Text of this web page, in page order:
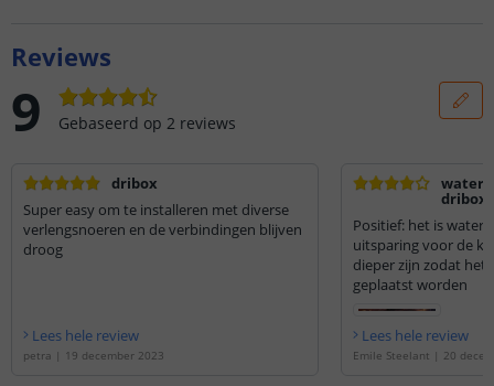
Reviews
9 Gebaseerd op 2 reviews
dribox
Super easy om te installeren met diverse
verlengsnoeren en de verbindingen blijven
droog
Lees hele review
petra | 19 december 2023
Positief: het is waterdicht
uitsparing voor de
dieper zijn zodat het
geplaatst worden
Lees hele review
Emile Steelant | 20